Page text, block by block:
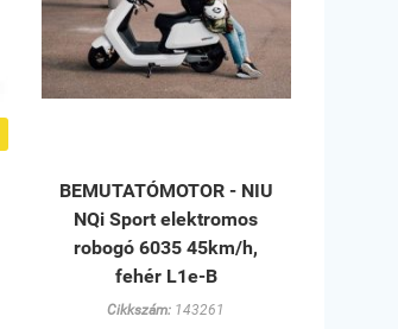
BEMUTATÓMOTOR - NIU
NQi Sport elektromos
robogó 6035 45km/h,
fehér L1e-B
Cikkszám: 143261